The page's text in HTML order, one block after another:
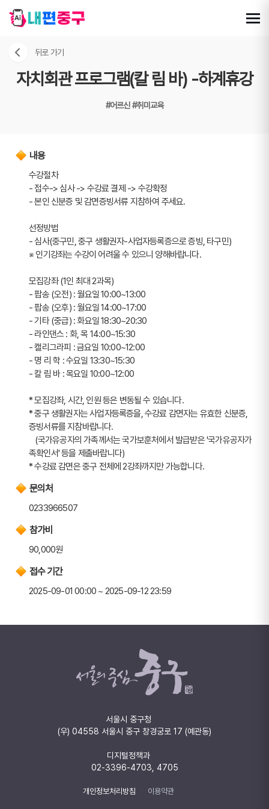
뒤로 가기
자치회관 프로그램(칼 림 바) -하계휴강
#어르신#취미교육
내용
수강절차
- 접수-> 심사 -> 수강료 결제 -> 수강확정
- 본인 신분증 및 감면증빙서류 지참하여 주세요.
선정방법
- 심사(중구민, 중구 생활권자-사업자등록증으로 증빙, 타구민)
※ 인기강좌는 수강이 어려울 수 있으니 양해바랍니다.
모집강좌 (1인 최대 2과목)
- 팝송 (오전) : 월요일 10:00~13:00
- 팝송 (오후) : 월요일 14:00~17:00
- 기타 (중급) : 화요일 18:30~20:30
- 라인댄스 : 화, 목 14:00~15:30
- 캘리그라피 : 금요일 10:00~12:00
- 명 리 학 : 수요일 13:30~15:30
- 칼 림 바 : 목요일 10:00~12:00
* 모집강좌, 시간, 인원 등은 변동될 수 있습니다.
* 중구 생활권자는 사업자등록증을, 수강료 감면자는 유효한 신분증,
증빙서류를 지참바랍니다.
족확인서' 등을 제출바랍니다)
* 수강료 감면은 중구 전체에 2강좌까지만 가능합니다.
문의처
0233966507
참가비
90,000원
접수 기간
2025-09-01 00:00 ~ 2025-09-12 23:59
서울시 중구청
(우) 04558 서울시 중구 창경궁로 17 (예관동)
디지털정책과
02-3396-4703, 4705
개인정보처리방침 이용약관